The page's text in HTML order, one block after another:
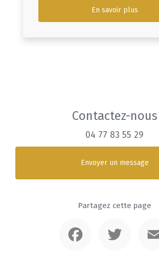
En savoir plus
Contactez-nous
04 77 83 55 29
Envoyer un message
Partagez cette page